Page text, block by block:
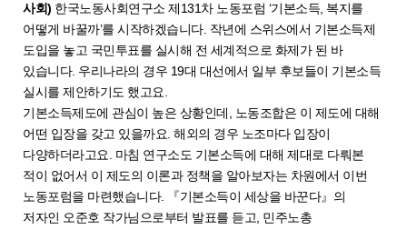
사회) 한국노동사회연구소 제131차 노동포럼 ‘기본소득, 복지를
어떻게 바꿀까’를 시작하겠습니다. 작년에 스위스에서 기본소득제
도입을 놓고 국민투표를 실시해 전 세계적으로 화제가 된 바
있습니다. 우리나라의 경우 19대 대선에서 일부 후보들이 기본소득
실시를 제안하기도 했고요.
기본소득제도에 관심이 높은 상황인데, 노동조합은 이 제도에 대해
어떤 입장을 갖고 있을까요. 해외의 경우 노조마다 입장이
다양하더라고요. 마침 연구소도 기본소득에 대해 제대로 다뤄본
적이 없어서 이 제도의 이론과 정책을 알아보자는 차원에서 이번
노동포럼을 마련했습니다. 『기본소득이 세상을 바꾼다』의
저자인 오준호 작가님으로부터 발표를 듣고, 민주노총